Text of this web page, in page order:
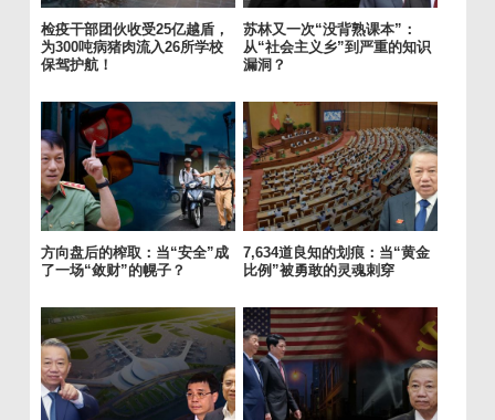
检疫干部团伙收受25亿越盾，
为300吨病猪肉流入26所学校
保驾护航！
苏林又一次“没背熟课本”：
从“社会主义乡”到严重的知识
漏洞？
方向盘后的榨取：当“安全”成
了一场“敛财”的幌子？
7,634道良知的划痕：当“黄金
比例”被勇敢的灵魂刺穿